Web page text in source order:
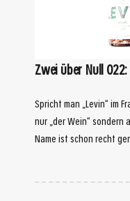
Zwei über Null 022:
Spricht man „Levin“ im
nur „der Wein“ sondern
Name ist schon recht